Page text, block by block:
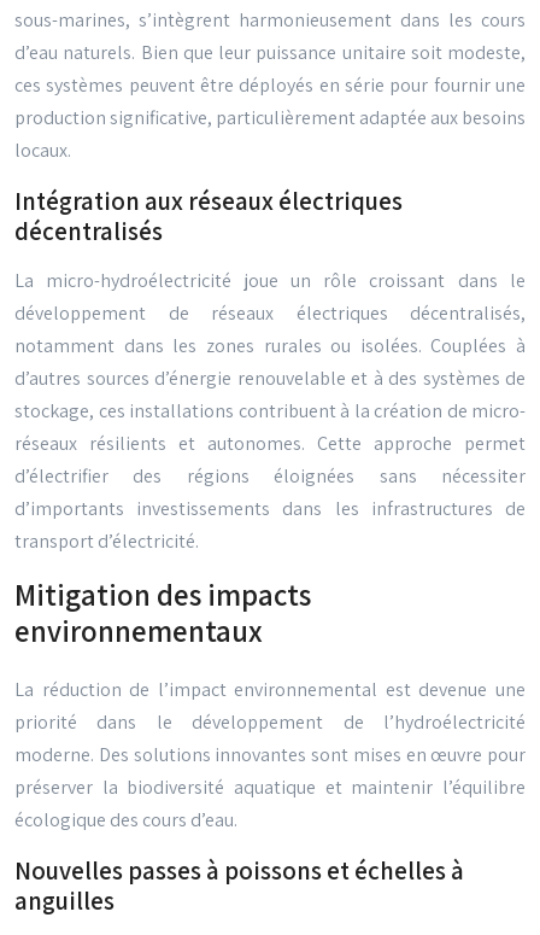
sous-marines, s’intègrent harmonieusement dans les cours
d’eau naturels. Bien que leur puissance unitaire soit modeste,
ces systèmes peuvent être déployés en série pour fournir une
production significative, particulièrement adaptée aux besoins
locaux.
Intégration aux réseaux électriques
décentralisés
La micro-hydroélectricité joue un rôle croissant dans le
développement de réseaux électriques décentralisés,
notamment dans les zones rurales ou isolées. Couplées à
d’autres sources d’énergie renouvelable et à des systèmes de
stockage, ces installations contribuent à la création de micro-
réseaux résilients et autonomes. Cette approche permet
d’électrifier des régions éloignées sans nécessiter
d’importants investissements dans les infrastructures de
transport d’électricité.
Mitigation des impacts
environnementaux
La réduction de l’impact environnemental est devenue une
priorité dans le développement de l’hydroélectricité
moderne. Des solutions innovantes sont mises en œuvre pour
préserver la biodiversité aquatique et maintenir l’équilibre
écologique des cours d’eau.
Nouvelles passes à poissons et échelles à
anguilles